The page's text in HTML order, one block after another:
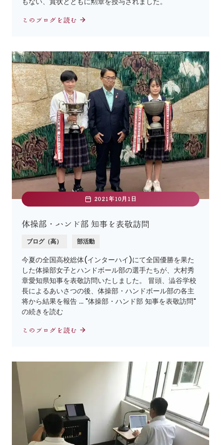
このブログを読む
2021年10月1日
体操部・ハンド部 知事を表敬訪問
ブログ（高） 部活動
今夏の全国高校総体(インターハイ)にて全国優勝を果た
した体操部女子とハンドボール部の選手たちが、大村秀
章愛知県知事を表敬訪問いたしました。 冒頭、澁谷学校
長によるあいさつの後、体操部・ハンドボール部の各主
将から結果を報告 … "体操部・ハンド部 知事を表敬訪問"
の続きを読む
このブログを読む